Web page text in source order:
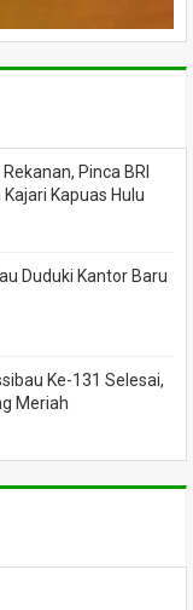
Pinca BRI
Kapuas Hulu
Duduki Kantor Baru
Ke-131 Selesai,
Meriah